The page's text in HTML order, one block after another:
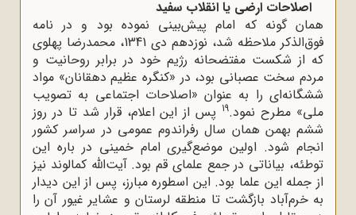
اصلاحات ارضی یا انقلاب سفید
همان گونه که امام پیش‌بینی نموده بود و در نامه
فوق‌الذکر ملاحظه شد، نوزدهم دی 1341، محمدرضا پهلوی
که از شکست مفتضحانه رژیم خود در برابر روحانیت و
مردم سخت عصبانی بود، در «کنگره عظیم دهقانان» مواد
ششگانه‌ای را به عنوان «اصلاحات اجتماعی به تصویب
ملی» مطرح نمود.19پس از این اعلام، قرار شد تا در روز
ششم بهمن همان سال رفراندوم عمومی در سراسر کشور
انجام شود. اولین موضع‌گیری امام خمینى در باره این
توطئه، بیاناتی در جمع علمای قم بود. آیت‌الله کمالوند نیز
از جمله این علما بود. این اسطوره مبارز، پس از این دیدار
به خرم‌آباد بازگشت تا منطقه لرستان و عشایر غیور آن را